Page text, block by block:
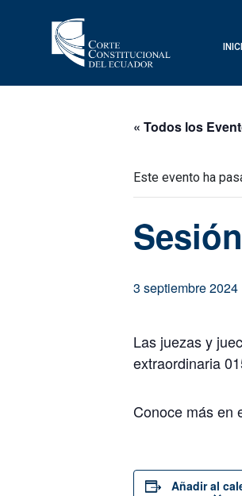
« Todos los
Este evento ha
3 septiembre 2024
Las juezas y
extraordinaria
Conoce más en
Añadir al